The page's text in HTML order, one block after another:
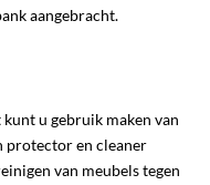
aangebracht.
u gebruik maken van
protector en cleaner
van meubels tegen